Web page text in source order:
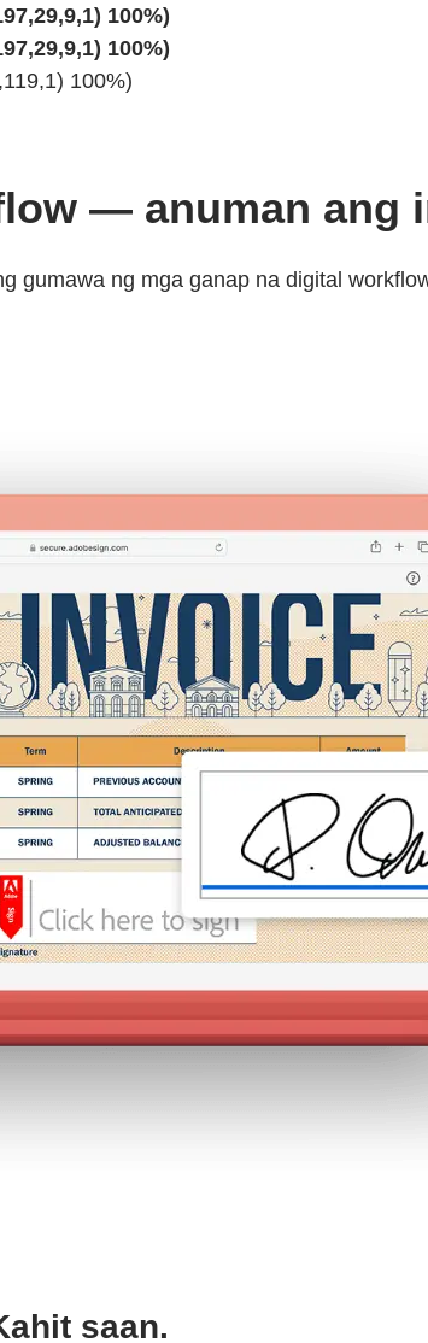
100%)
100%)
100%)
— anuman ang
gumawa ng mga ganap na digital
saan.